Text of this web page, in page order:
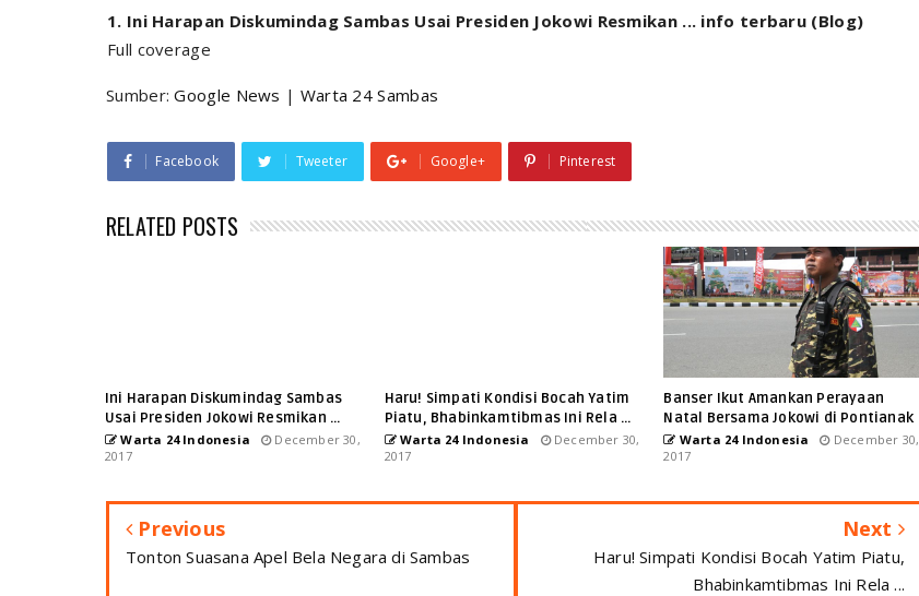
Ini Harapan Diskumindag Sambas Usai Presiden Jokowi Resmikan ... info terbaru (Blog)
Full coverage
Sumber:Google News | Warta 24 Sambas
Facebook Tweeter Google+ Pinterest
RELATED POSTS
Ini Harapan Diskumindag Sambas
Usai Presiden Jokowi Resmikan ...
Warta 24 Indonesia
December 30,
2017
Haru! Simpati Kondisi Bocah Yatim
Piatu, Bhabinkamtibmas Ini Rela ...
Warta 24 Indonesia
December 30,
2017
Banser Ikut Amankan Perayaan
Natal Bersama Jokowi di Pontianak
Warta 24 Indonesia
December 30,
2017
Previous
Tonton Suasana Apel Bela Negara di Sambas
Next
Haru! Simpati Kondisi Bocah Yatim Piatu,
Bhabinkamtibmas Ini Rela ...